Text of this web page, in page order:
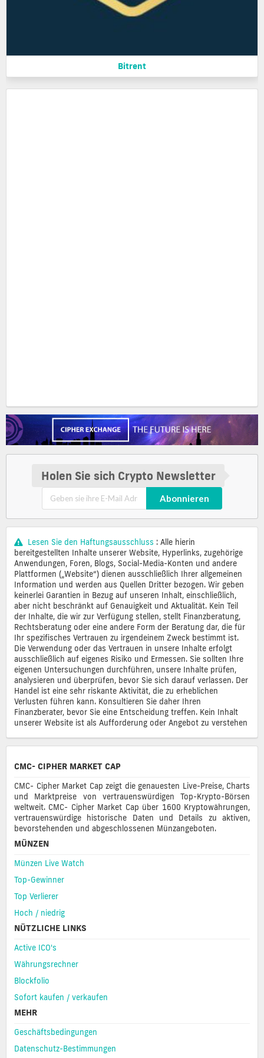
Bitrent
Holen Sie sich Crypto Newsletter
Abonnieren
Lesen Sie den Haftungsausschluss : Alle hierin
bereitgestellten Inhalte unserer Website, Hyperlinks, zugehörige
Anwendungen, Foren, Blogs, Social-Media-Konten und andere
Plattformen („Website“) dienen ausschließlich Ihrer allgemeinen
Information und werden aus Quellen Dritter bezogen. Wir geben
keinerlei Garantien in Bezug auf unseren Inhalt, einschließlich,
aber nicht beschränkt auf Genauigkeit und Aktualität. Kein Teil
der Inhalte, die wir zur Verfügung stellen, stellt Finanzberatung,
Rechtsberatung oder eine andere Form der Beratung dar, die für
Ihr spezifisches Vertrauen zu irgendeinem Zweck bestimmt ist.
Die Verwendung oder das Vertrauen in unsere Inhalte erfolgt
ausschließlich auf eigenes Risiko und Ermessen. Sie sollten Ihre
eigenen Untersuchungen durchführen, unsere Inhalte prüfen,
analysieren und überprüfen, bevor Sie sich darauf verlassen. Der
Handel ist eine sehr riskante Aktivität, die zu erheblichen
Verlusten führen kann. Konsultieren Sie daher Ihren
Finanzberater, bevor Sie eine Entscheidung treffen. Kein Inhalt
unserer Website ist als Aufforderung oder Angebot zu verstehen
CMC- CIPHER MARKET CAP
CMC- Cipher Market Cap zeigt die genauesten Live-Preise, Charts
und Marktpreise von vertrauenswürdigen Top-Krypto-Börsen
weltweit. CMC- Cipher Market Cap über 1600 Kryptowährungen,
vertrauenswürdige historische Daten und Details zu aktiven,
bevorstehenden und abgeschlossenen Münzangeboten.
MÜNZEN
Münzen Live Watch
Top-Gewinner
Top Verlierer
Hoch / niedrig
NÜTZLICHE LINKS
Active ICO's
Währungsrechner
Blockfolio
Sofort kaufen / verkaufen
MEHR
Geschäftsbedingungen
Datenschutz-Bestimmungen